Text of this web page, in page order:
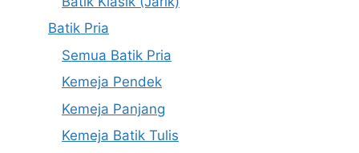
Batik Pria
Semua Batik Pria
Kemeja Pendek
Kemeja Panjang
Kemeja Batik Tulis